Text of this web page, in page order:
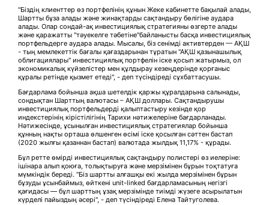
"Біздің клиенттер өз портфелінің құнын Жеке кабинетте бақылай алады,
Шартты бұза алады және жинақтарды сақтандыру бөлігіне аудара
алады. Олар сондай-ақ инвестициялық стратегияны өзгерте алады
және қаражатты "тәуекелге тәбетіне"байланысты басқа инвестициялық
портфельдерге аудара алады. Мысалы, біз сенімді активтерден — АҚШ
- тың мемлекеттік бағалы қағаздарынан тұратын "АҚШ қазынашылық
облигациялары" инвестициялық портфелін іске қосып жатырмыз, ол
экономикалық күйзелістер мен құлдырау кезеңдерінде қорғаныс
құралы ретінде қызмет етеді", - деп түсіндіреді сұхбаттасушы.
Бағдарлама бойынша ақша шетелдік қаржы құралдарына салынады,
сондықтан Шарттың валютасы – АҚШ доллары. Сақтандырушы
инвестициялық портфельдерді қалыптастыру кезінде қор
индекстерінің кірістілігінің Тарихи нәтижелеріне бағдарланады.
Нәтижесінде, ұсынылған инвестициялық стратегиялар бойынша
құнның нақты орташа өлшенген өсімі іске қосылған сәттен бастап
(2020 жылғы қазаннан бастап) валютада жылдық 11,17% - құрады.
Бұл ретте өмірді инвестициялық сақтандыру полистері өз иелеріне:
ішінара алып қоюға, толықтыруға және мерзімінен бұрын тоқтатуға
мүмкіндік береді. "Біз шартты алғашқы екі жылда мерзімінен бұрын
бұзуды ұсынбаймыз, өйткені unit-linked бағдарламасының негізгі
қағидасы — бұл шарттың ұзақ мерзімінде тиімді жүзеге асырылатын
күрделі пайыздың әсері", - деп түсіндіреді Елена Тайтуголева.